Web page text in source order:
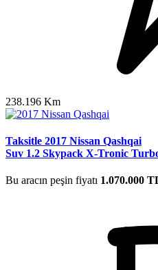
238.196 Km
Taksitle 2017 Nissan Qashqai
Suv 1.2 Skypack X-Tronic
Bu aracın peşin fiyatı 1.070.000